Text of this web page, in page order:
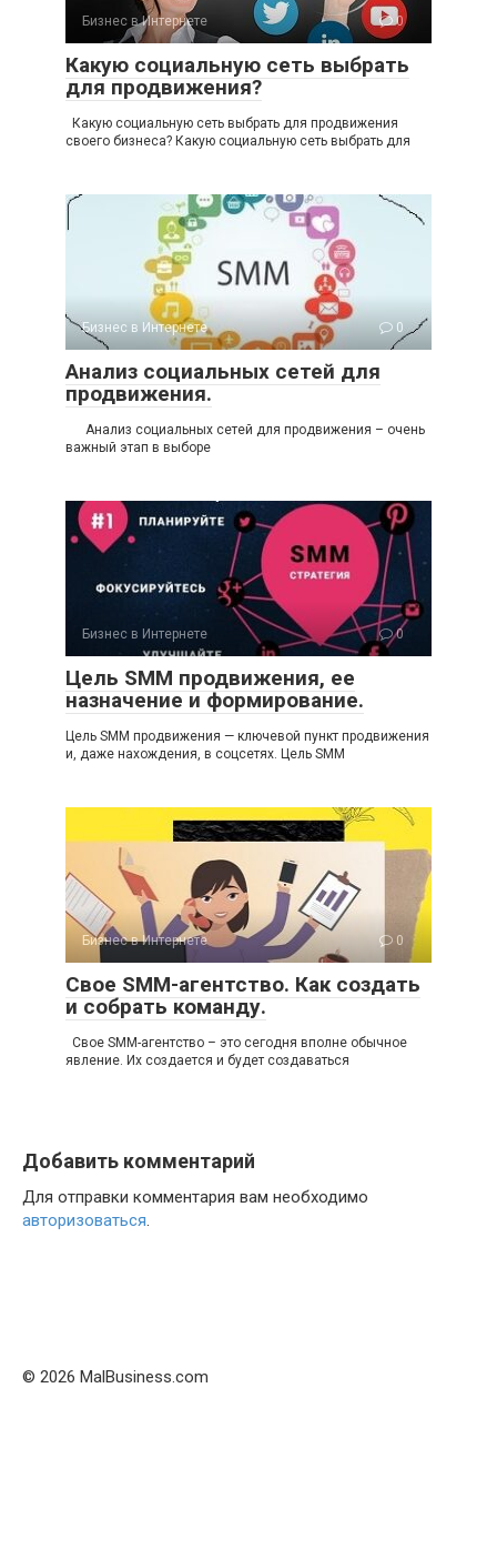
Бизнес в Интернете 0
Какую социальную сеть выбрать
для продвижения?
Какую социальную сеть выбрать для продвижения
своего бизнеса? Какую социальную сеть выбрать для
Бизнес в Интернете 0
Анализ социальных сетей для
продвижения.
Анализ социальных сетей для продвижения – очень
важный этап в выборе
Бизнес в Интернете 0
Цель SMM продвижения, ее
назначение и формирование.
Цель SMM продвижения — ключевой пункт продвижения
и, даже нахождения, в соцсетях. Цель SMM
Бизнес в Интернете 0
Свое SMM-агентство. Как создать
и собрать команду.
Свое SMM-агентство – это сегодня вполне обычное
явление. Их создается и будет создаваться
Добавить комментарий
Для отправки комментария вам необходимо
авторизоваться
© 2026 MalBusiness.com